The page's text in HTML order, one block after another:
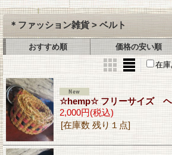
＊ファッション雑貨 > ベルト
おすすめ順 価格の安い順
在庫
☆hemp☆ フリーサイズ
2,000円(税込)
[在庫数 残り１点]